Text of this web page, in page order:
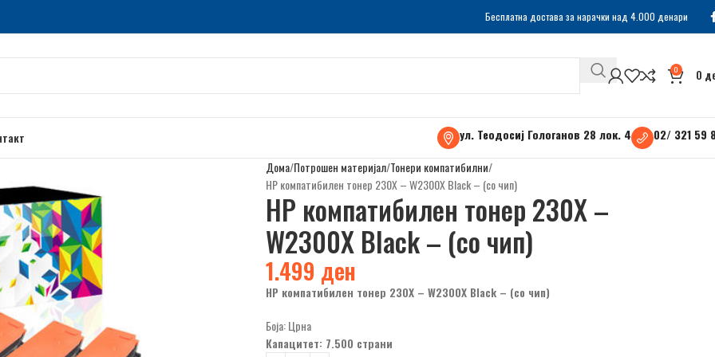
Бесплатна достава за нарачки над 4.000 денари
0 0
ул. Теодосиј Гологанов 28 лок. 4 02/ 321 59
Дома Потрошен материјал Тонери компатибилни
HP компатибилен тонер 230X – W2300X Black – (со чип)
HP компатибилен тонер 230X –
W2300X Black – (со чип)
1.499 ден
HP компатибилен тонер 230X – W2300X Black – (со чип)
Боја: Црна
Капацитет: 7.500 страни